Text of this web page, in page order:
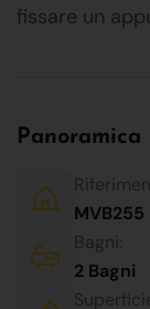
fissare un
Panoramica
MVB255
Bagni:
2 Bagni